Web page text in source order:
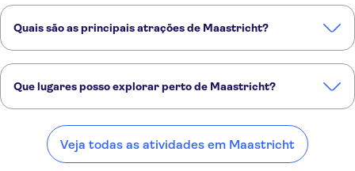
Quais são as principais atrações de Maastricht?
St. Servatius Bridge
Château Neercanne
Basilica of Our Lady, Maastricht
Que lugares posso explorar perto de Maastricht?
Maastricht:
Valkenburg Roermond
Veja todas as atividades em Maastricht